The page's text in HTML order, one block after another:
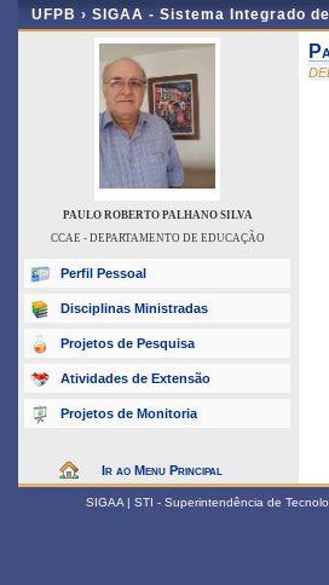
UFPB › SIGAA - Sistema Integrado
PAULO ROBERTO PALHANO SILVA
CCAE - DEPARTAMENTO DE EDUCAÇÃO
Perfil Pessoal
Disciplinas Ministradas
Projetos de Pesquisa
Atividades de Extensão
Projetos de Monitoria
Ir ao Menu Principal
SIGAA | STI - Superintendência de